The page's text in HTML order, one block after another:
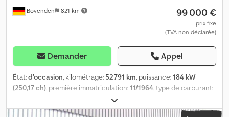
Bovenden 821 km 99 000 €
prix fixe
(TVA non déclarée)
Demander Appel
État:d'occasion, kilométrage: 52 791 km, puissance:184 kW
(250,17 ch), première immatriculation:11/1964, type de carburant:
, poids maximal de charge:
poids total:25 000 kg, dimension des pneus:11.00R20,